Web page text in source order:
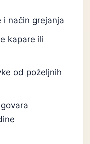
i način grejanja
kapare ili
od poželjnih